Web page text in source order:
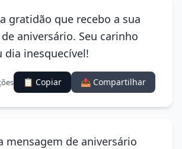
gratidão que recebo a sua
aniversário. Seu carinho
inesquecível!
📋 Copiar 📤 Compartilhar
mensagem de aniversário